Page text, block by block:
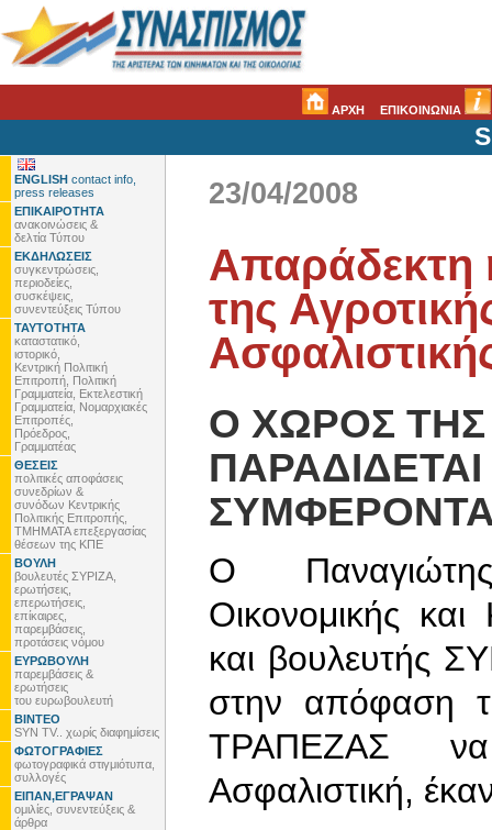
ΑΡΧΗ ΕΠΙΚΟΙΝΩΝΙΑ
ENGLISH contact info,
press releases
ΕΠΙΚΑΙΡΟΤΗΤΑ
ανακοινώσεις &
δελτία Τύπου
ΕΚΔΗΛΩΣΕΙΣ
συγκεντρώσεις,
περιοδείες,
συσκέψεις,
συνεντεύξεις Τύπου
ΤΑΥΤΟΤΗΤΑ
καταστατικό,
ιστορικό,
Κεντρική Πολιτική
Επιτροπή, Πολιτική
Γραμματεία, Εκτελεστική
Γραμματεία, Νομαρχιακές
Επιτροπές,
Πρόεδρος,
Γραμματέας
ΘΕΣΕΙΣ
πολιτικές αποφάσεις
συνεδρίων &
συνόδων Κεντρικής
Πολιτικής Επιτροπής,
ΤΜΗΜΑΤΑ επεξεργασίας
θέσεων της ΚΠΕ
ΒΟΥΛΗ
βουλευτές ΣΥΡΙΖΑ,
ερωτήσεις,
επερωτήσεις,
επίκαιρες,
παρεμβάσεις,
προτάσεις νόμου
ΕΥΡΩΒΟΥΛΗ
παρεμβάσεις &
ερωτήσεις
του ευρωβουλευτή
ΒΙΝΤΕΟ
SYN TV.. χωρίς διαφημίσεις
ΦΩΤΟΓΡΑΦΙΕΣ
φωτογραφικά στιγμιότυπα,
συλλογές
ΕΙΠΑΝ,ΕΓΡΑΨΑΝ
ομιλίες, συνεντεύξεις &
άρθρα
23/04/2008
της
Ο ΧΩΡΟΣ ΤΗΣ
Ο
Οικονομικής
και βουλευτής
στην απόφαση
ΤΡΑΠΕΖΑΣ
Ασφαλιστική,